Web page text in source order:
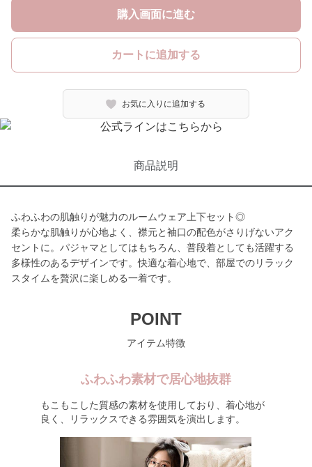
購入画面に進む
カートに追加する
お気に入りに追加する
商品説明
ふわふわの肌触りが魅力のルームウェア上下セット◎
柔らかな肌触りが心地よく、襟元と袖口の配色がさりげないアク
セントに。パジャマとしてはもちろん、普段着としても活躍する
多様性のあるデザインです。快適な着心地で、部屋でのリラック
スタイムを贅沢に楽しめる一着です。
POINT
アイテム特徴
ふわふわ素材で居心地抜群
もこもこした質感の素材を使用しており、着心地が
良く、リラックスできる雰囲気を演出します。